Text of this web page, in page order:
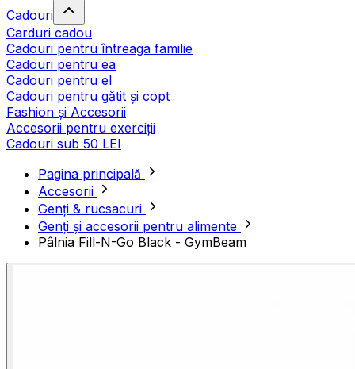
Cadouri
Carduri cadou
Cadouri pentru întreaga familie
Cadouri pentru ea
Cadouri pentru el
Cadouri pentru gătit și copt
Fashion și Accesorii
Accesorii pentru exerciții
Cadouri sub 50 LEI
Pagina principală
Accesorii
Genți & rucsacuri
Genți și accesorii pentru alimente
Pâlnia Fill-N-Go Black - GymBeam